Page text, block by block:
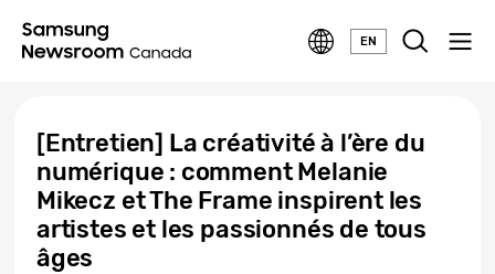
EN
[Entretien] La créativité à l’ère du
numérique : comment Melanie
Mikecz et The Frame inspirent les
artistes et les passionnés de tous
âges